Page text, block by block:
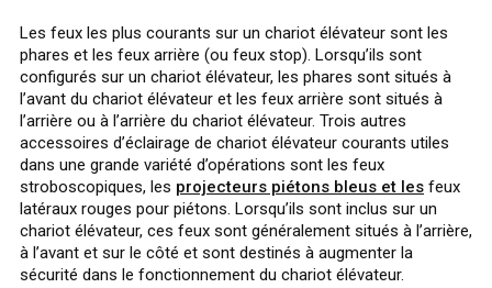
Les feux les plus courants sur un chariot élévateur sont les
phares et les feux arrière (ou feux stop). Lorsqu’ils sont
configurés sur un chariot élévateur, les phares sont situés à
l’avant du chariot élévateur et les feux arrière sont situés à
l’arrière ou à l’arrière du chariot élévateur. Trois autres
accessoires d’éclairage de chariot élévateur courants utiles
dans une grande variété d’opérations sont les feux
stroboscopiques, les projecteurs piétons bleus et les feux
latéraux rouges pour piétons. Lorsqu’ils sont inclus sur un
chariot élévateur, ces feux sont généralement situés à l’arrière,
à l’avant et sur le côté et sont destinés à augmenter la
sécurité dans le fonctionnement du chariot élévateur.